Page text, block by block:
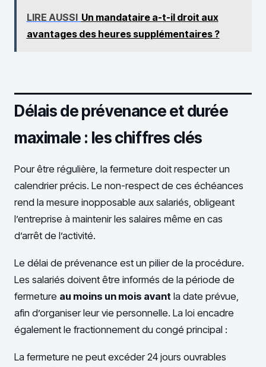
LIRE AUSSI Un mandataire a-t-il droit aux
avantages des heures supplémentaires ?
Délais de prévenance et durée
maximale : les chiffres clés
Pour être régulière, la fermeture doit respecter un
calendrier précis. Le non-respect de ces échéances
rend la mesure inopposable aux salariés, obligeant
l’entreprise à maintenir les salaires même en cas
d’arrêt de l’activité.
Le délai de prévenance est un pilier de la procédure.
Les salariés doivent être informés de la période de
fermeture au moins un mois avant la date prévue,
afin d’organiser leur vie personnelle. La loi encadre
également le fractionnement du congé principal :
La fermeture ne peut excéder 24 jours ouvrables